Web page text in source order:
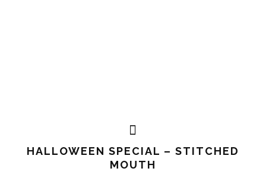
HALLOWEEN SPECIAL – STITCHED
MOUTH